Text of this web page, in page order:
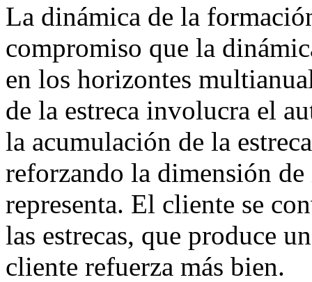
La dinámica de la
compromiso que la
en los horizontes
de la estreca involucra el
la acumulación de la
reforzando la dimensión
representa. El cliente se
las estrecas, que produce
cliente refuerza más bien.